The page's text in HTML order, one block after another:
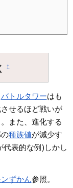
†
バトルタワーはも
せるほど戦いが
また、進化する
種族値が減少す
代表的な例)しかし
ずかん参照。